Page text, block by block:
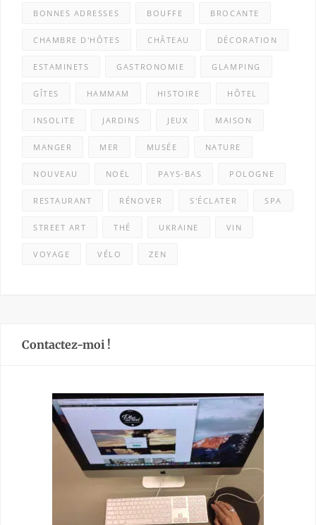
BONNES ADRESSES BOUFFE BROCANTE
CHAMBRE D'HÔTES CHÂTEAU DÉCORATION
ESTAMINETS GASTRONOMIE GLAMPING
GÎTES HAMMAM HISTOIRE HÔTEL
INSOLITE JARDINS JEUX MAISON
MANGER MER MUSÉE NATURE
NOUVEAU NOËL PAYS-BAS POLOGNE
RESTAURANT RÉNOVER S'ÉCLATER SPA
STREET ART THÉ UKRAINE VIN
VOYAGE VÉLO ZEN
Contactez-moi !